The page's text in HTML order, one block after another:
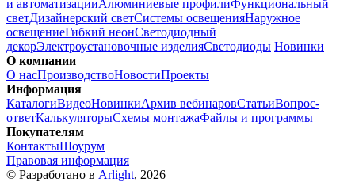
и автоматизацииАлюминиевые профилиФункциональный
светДизайнерский светСистемы освещенияНаружное
освещениеГибкий неонСветодиодный
декорЭлектроустановочные изделияСветодиоды Новинки
О компании
О насПроизводствоНовостиПроекты
Информация
КаталогиВидеоНовинкиАрхив вебинаровСтатьиВопрос-
ответКалькуляторыСхемы монтажаФайлы и программы
Покупателям
КонтактыШоурум
Правовая информация
© Разработано в Arlight, 2026